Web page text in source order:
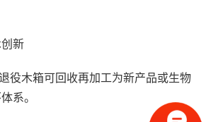
新
木箱可回收再加工为新产品或生物
系。